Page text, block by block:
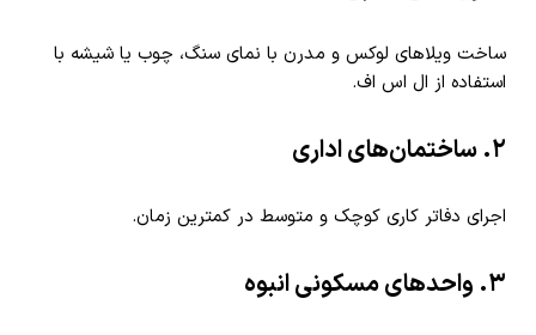
ساخت ویلاهای لوکس و مدرن با نمای سنگ، چوب یا شیشه با
استفاده از ال اس اف.
۲. ساختمان‌های اداری
اجرای دفاتر کاری کوچک و متوسط در کمترین زمان.
۳. واحدهای مسکونی انبوه